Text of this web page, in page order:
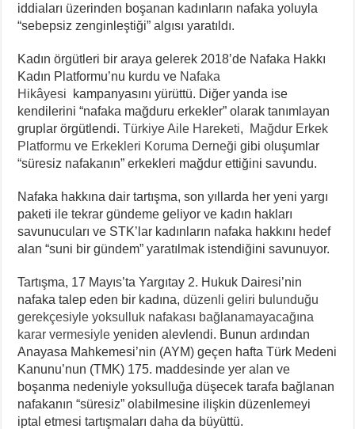
iddiaları üzerinden boşanan kadınların nafaka yoluyla
“sebepsiz zenginleştiği” algısı yaratıldı.
Kadın örgütleri bir araya gelerek 2018’de Nafaka Hakkı
Kadın Platformu’nu kurdu ve Nafaka
Hikâyesi
kampanyasını yürüttü. Diğer yanda ise
kendilerini “nafaka mağduru erkekler” olarak tanımlayan
gruplar örgütlendi.Türkiye Aile Hareketi,
Mağdur Erkek
Platformu ve Erkekleri Koruma Derneğigibi oluşumlar
“süresiz nafakanın” erkekleri mağdur ettiğini savundu.
Nafaka hakkına dair tartışma, son yıllarda her yeni yargı
paketi ile tekrar gündeme geliyor ve kadın hakları
savunucuları ve STK’lar kadınların nafaka hakkını hedef
alan “suni bir gündem” yaratılmak istendiğini savunuyor.
Tartışma, 17 Mayıs’ta Yargıtay 2. Hukuk Dairesi’nin
nafaka talep eden bir kadına,düzenli geliri bulunduğu
gerekçesiyle yoksulluk nafakası bağlanamayacağına
karar vermesiyle yeniden alevlendi. Bunun ardından
Anayasa Mahkemesi’nin (AYM) geçen hafta Türk Medeni
Kanunu’nun (TMK) 175. maddesinde yer alan ve
boşanma nedeniyle yoksulluğa düşecek tarafa bağlanan
nafakanın “süresiz” olabilmesine ilişkin düzenlemeyi
iptal etmesi tartışmaları daha da büyüttü.